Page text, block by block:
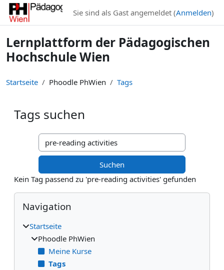
Zum Hauptinhalt
Sie sind als Gast angemeldet (Anmelden)
Lernplattform der Pädagogischen
Hochschule Wien
Startseite Phoodle PhWien Tags
Tags suchen
Tags suchen
Kein Tag passend zu 'pre-reading activities' gefunden
Blöcke
Navigation überspringen
Navigation
Startseite
Phoodle PhWien
Meine Kurse
Tags